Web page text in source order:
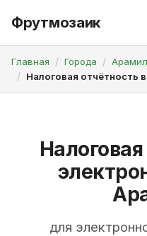
Фрутмозаик
Главная Города
Налоговая отчётность
для